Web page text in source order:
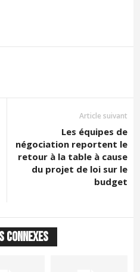
Article suivant
Les équipes de
négociation reportent le
retour à la table à cause
du projet de loi sur le
budget
CONNEXES